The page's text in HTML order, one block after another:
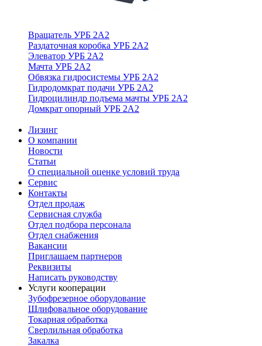
Вращатель УРБ 2А2
Раздаточная коробка УРБ 2А2
Элеватор УРБ 2А2
Мачта УРБ 2А2
Обвязка гидросистемы УРБ 2А2
Гидродомкрат подачи УРБ 2А2
Гидроцилиндр подъема мачты УРБ 2А2
Домкрат опорный УРБ 2А2
Лизинг
О компании
Новости
Статьи
О специальной оценке условий труда
Сервис
Контакты
Отдел продаж
Сервисная служба
Отдел подбора персонала
Отдел снабжения
Вакансии
Приглашаем партнеров
Реквизиты
Написать руководству
Услуги кооперации
Зубофрезерное оборудование
Шлифовальное оборудование
Токарная обработка
Cверлильная обработка
Закалка